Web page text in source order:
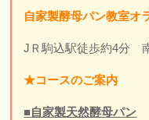
自家製酵母パン教室オ
JＲ駒込駅徒歩約4分
★コースのご案内
■自家製天然酵母パン